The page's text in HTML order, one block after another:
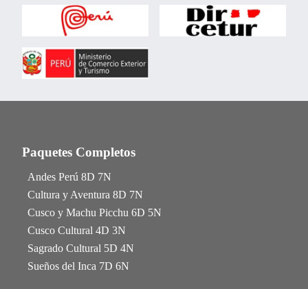
Paquetes Completos
Andes Perú 8D 7N
Cultura y Aventura 8D 7N
Cusco y Machu Picchu 6D 5N
Cusco Cultural 4D 3N
Sagrado Cultural 5D 4N
Sueños del Inca 7D 6N